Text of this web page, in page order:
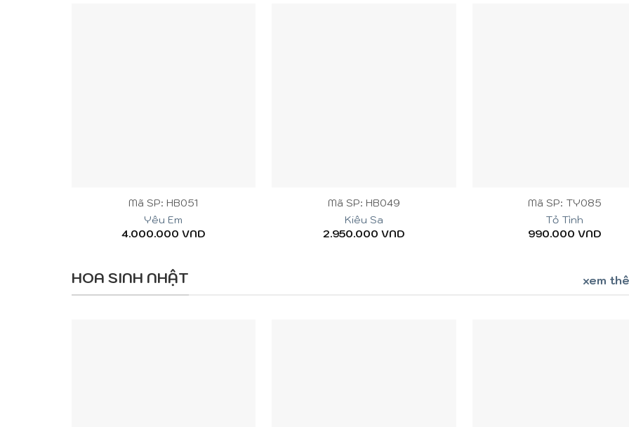
Mã SP: HB051
Yêu Em
4.000.000 VND
Mã SP: HB049
Kiêu Sa
2.950.000 VND
Mã SP: TY085
Tỏ Tình
990.000 VND
HOA SINH NHẬT xem